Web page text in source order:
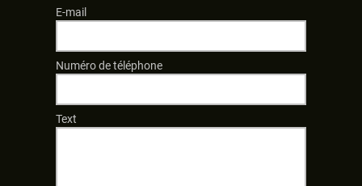
E-mail
Numéro de téléphone
Text